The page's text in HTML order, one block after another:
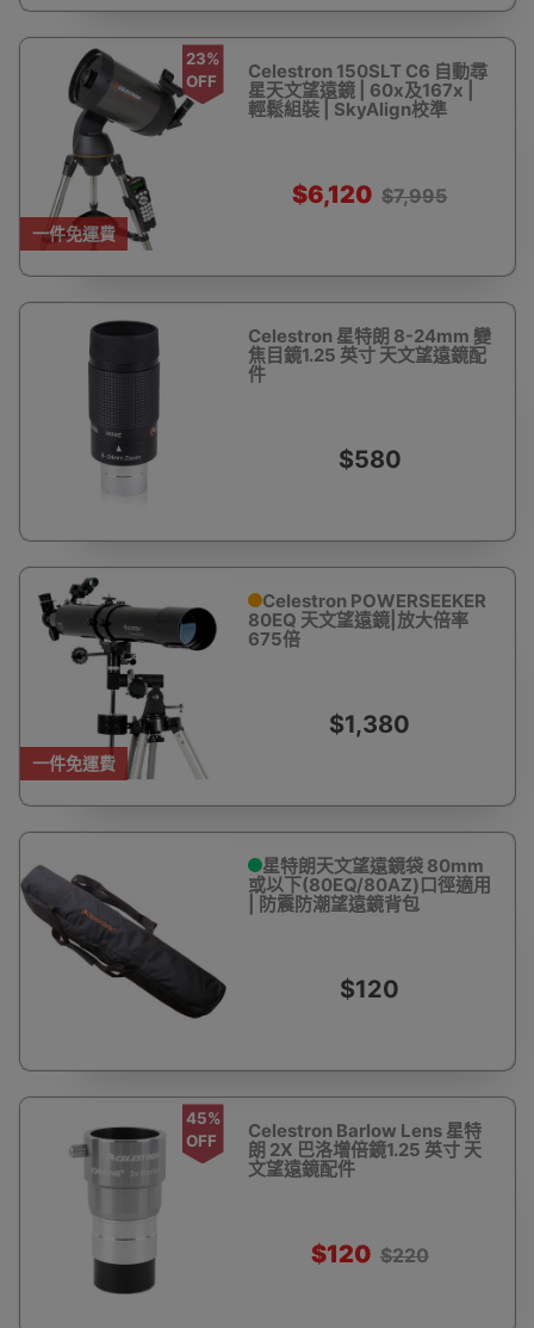
一件免運費
23%
OFF
Celestron 150SLT C6 自動尋
星天文望遠鏡 | 60x及167x |
輕鬆組裝 | SkyAlign校準
$6,120 $7,995
Celestron 星特朗 8-24mm 變
焦目鏡1.25 英寸 天文望遠鏡配
件
$580
一件免運費
Celestron POWERSEEKER
80EQ 天文望遠鏡|放大倍率
675倍
$1,380
星特朗天文望遠鏡袋 80mm
或以下(80EQ/80AZ)口徑適用
| 防震防潮望遠鏡背包
$120
45%
OFF
Celestron Barlow Lens 星特
朗 2X 巴洛增倍鏡1.25 英寸 天
文望遠鏡配件
$120 $220